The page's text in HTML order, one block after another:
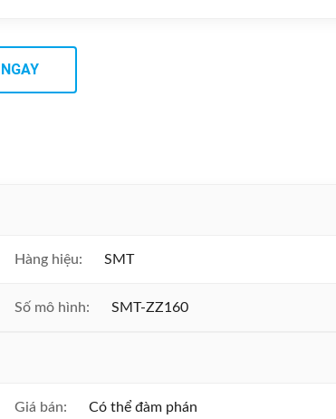
Hàng hiệu: SMT
Số mô hình: SMT-ZZ160
Giá bán: Có thể đàm phán